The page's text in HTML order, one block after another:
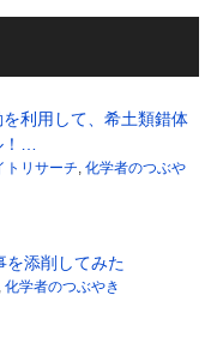
利用して、希土類錯体
…
トリサーチ, 化学者のつぶや
を添削してみた
, 化学者のつぶやき